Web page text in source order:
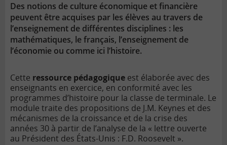
Des notions de culture économique et financière
peuvent être acquises par les élèves au travers de
l’enseignement de différentes disciplines : les
mathématiques, le français, l’enseignement de
l’économie ou comme ici l’histoire.
Cette ressource pédagogique est élaborée avec des
enseignants en exercice, en conformité avec les
programmes d’histoire pour la classe de terminale. Le
module traite des propositions de J.M. Keynes et des
mécanismes de la croissance et de la crise des
années 30 à partir de l’analyse de la « lettre ouverte
au Président des États-Unis : F.D. Roosevelt ».